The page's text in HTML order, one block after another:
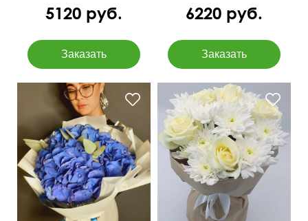
5120 руб. 6220 руб.
Крафт бумага